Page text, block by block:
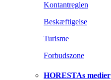
Kontantreglen
Beskæftigelse
Turisme
Forbudszone
HORESTAs medier